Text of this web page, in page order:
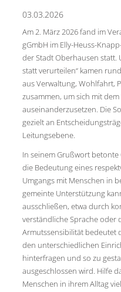
03.03.2026
Am 2. März 2026 fand im
gGmbH im Elly-Heuss-
der Stadt Oberhausen statt.
statt verurteilen“ kamen
aus Verwaltung, Wohlfahrt,
zusammen, um sich mit
auseinanderzusetzen. Die
gezielt an
Leitungsebene.
In seinem Grußwort
die Bedeutung eines
Umgangs mit Menschen in
gemeinte Unterstützung
ausschließen, etwa durch
verständliche Sprache oder
Armutssensibilität bedeutet
den unterschiedlichen
hinterfragen und so zu
ausgeschlossen wird. Hilfe
Menschen in ihrem Alltag